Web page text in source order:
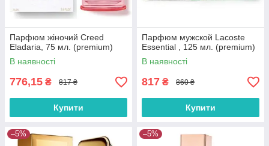
Парфюм жіночий Creed
Eladaria, 75 мл. (premium)
В наявності
776,15 ₴ 817 ₴
Купити
Парфюм мужской Lacoste
Essential , 125 мл. (premium)
В наявності
817 ₴ 860 ₴
Купити
–5% –5%